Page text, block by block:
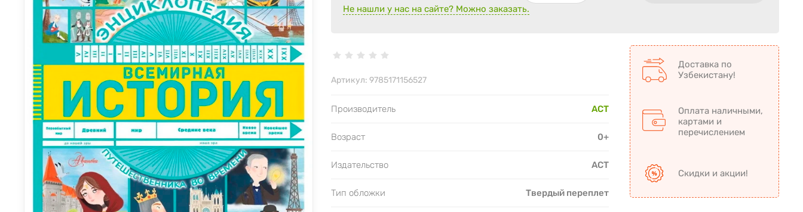
Не нашли у нас на сайте? Можно заказать.
Артикул: 9785171156527
Производитель АСТ
Возраст 0+
Издательство АСТ
Тип обложки Твердый переплет
Доставка по
Узбекистану!
Оплата наличными,
картами и
перечислением
Скидки и акции!